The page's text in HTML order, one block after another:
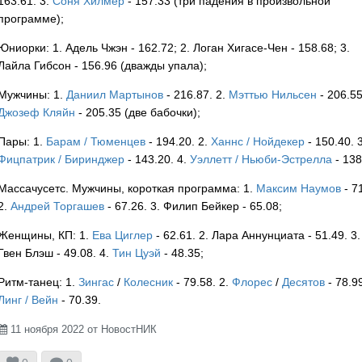
USA
1. Адель Чжэн - 162.72; 2. Логан Хигасе-Чен - 158.68; 3.
Гибсон - 156.96 (дважды упала);
1. Даниил Мартынов- 216.87. 2. Мэттью Нильсен -
Кляйн - 205.35 (две бабочки);
1. Барам / Тюменцев- 194.20. 2. Ханнс / Нойдекер- 150.40. 3.
/ Биринджер- 143.20. 4. Уэллетт / Ньюби-Эстрелла -
Мужчины, короткая программа: 1. Максим Наумов-
Андрей Торгашев- 67.26. 3. Филип Бейкер - 65.08;
КП: 1. Ева Циглер- 62.61. 2. Лара Аннунциата - 51.49. 3.
Блэш - 49.08. 4. Тин Цуэй - 48.35;
танец: 1. Зингас/ Колесник- 79.58. 2. Флорес/ Десятов-
/ Вейн - 70.39.
11 ноября 2022 от НовостНИК